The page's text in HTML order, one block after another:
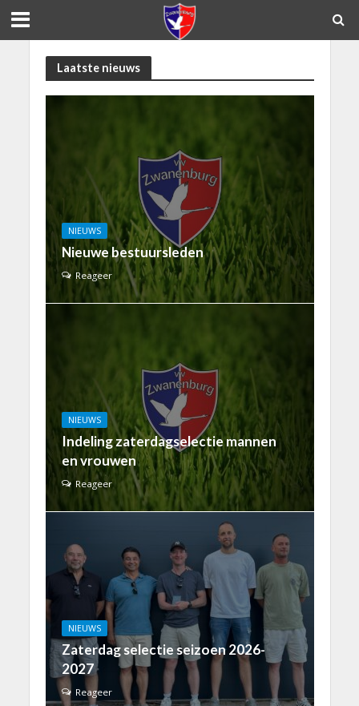
Laatste nieuws
NIEUWS
Nieuwe bestuursleden
Reageer
NIEUWS
Indeling zaterdagselectie mannen
en vrouwen
Reageer
NIEUWS
Zaterdag selectie seizoen 2026-
2027
Reageer